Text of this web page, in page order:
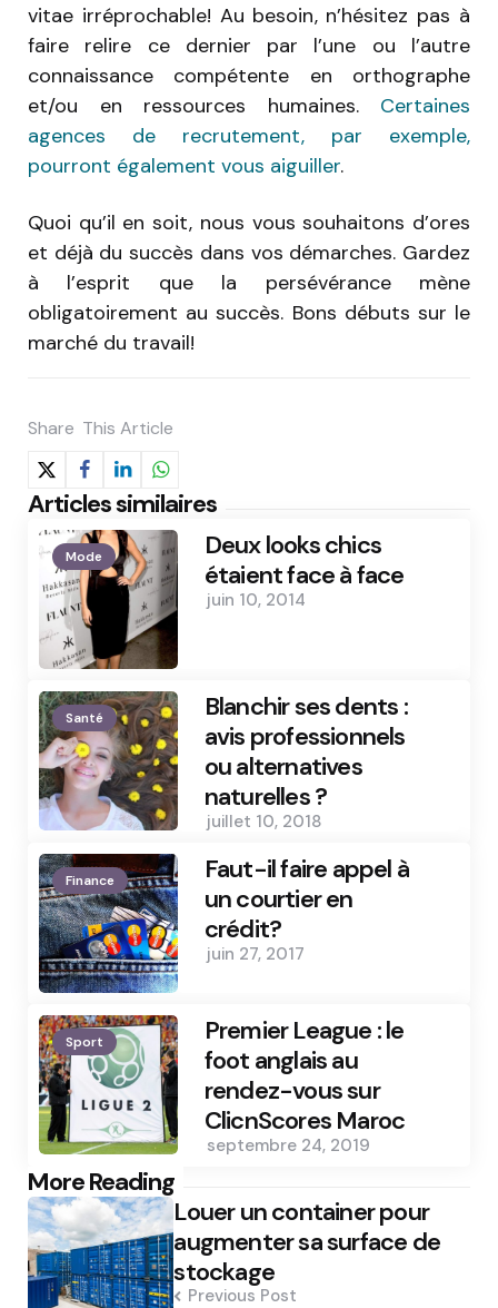
vitae irréprochable! Au besoin, n’hésitez pas à
faire relire ce dernier par l’une ou l’autre
connaissance compétente en orthographe
et/ou en ressources humaines. Certaines
agences de recrutement, par exemple,
pourront également vous aiguiller.
Quoi qu’il en soit, nous vous souhaitons d’ores
et déjà du succès dans vos démarches. Gardez
à l’esprit que la persévérance mène
obligatoirement au succès. Bons débuts sur le
marché du travail!
Share This Article
Articles similaires
Mode
Deux looks chics
étaient face à face
juin 10, 2014
Santé
Blanchir ses dents :
avis professionnels
ou alternatives
naturelles ?
juillet 10, 2018
Finance
Faut-il faire appel à
un courtier en
crédit?
juin 27, 2017
Sport
Premier League : le
foot anglais au
rendez-vous sur
ClicnScores Maroc
septembre 24, 2019
More Reading
Post
navigation Louer un container pour
augmenter sa surface de
stockage
Previous Post